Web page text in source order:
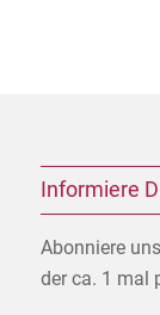
Informiere
Abonniere
der ca. 1 mal